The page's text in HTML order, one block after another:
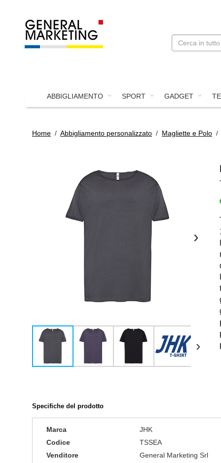
ABBIGLIAMENTO SPORT GADGET
Home / Abbigliamento personalizzato / Magliette e Polo
›
›
Specifiche del prodotto
Marca
JHK
Codice
TSSEA
Venditore
General Marketing Srl